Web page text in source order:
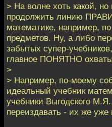
> На волне хоть какой,
продолжить линию
математике, например,
предметов. Ну, а либо
забытых супер-
главное ПОНЯТНО
>
> Например, по-моему
идеальный учебник
учебники Выгодского
переиздавать - их же